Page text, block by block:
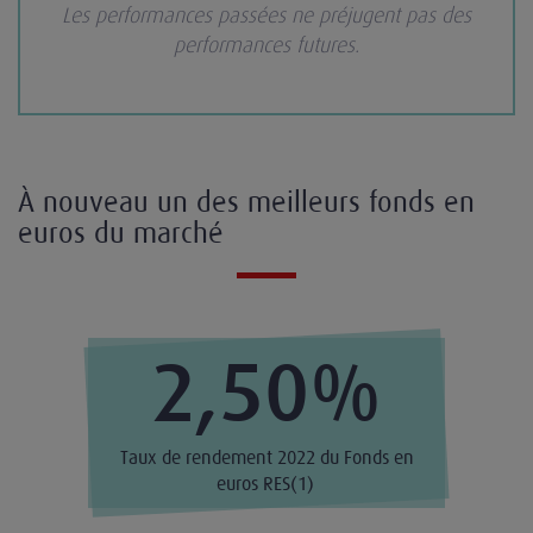
Les performances passées ne préjugent pas des
performances futures.
À nouveau un des meilleurs fonds en
euros du marché
2,50%
Taux de rendement 2022 du Fonds en
euros RES(1)